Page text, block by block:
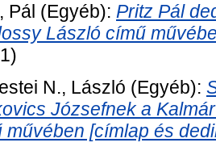
Pál (Egyéb): Pritz Pál
László című
N., László (Egyéb):
Józsefnek a
művében [címlap és